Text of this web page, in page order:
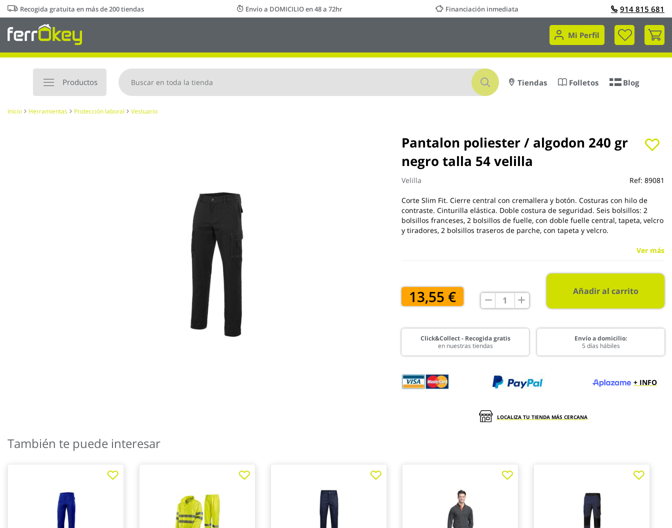
Ir
al
contenido
Recogida gratuita en más de 200 tiendas Envío a DOMICILIO en 48 a 72hr Financiación inmediata 914 815 681
Mi Perfil
Mi
Productos
Buscar
Tiendas Folletos Blog
Inicio Herramientas Protección laboral Vestuario
Pantalon poliester / algodon 240 gr
negro talla 54 velilla
Velilla Ref: 89081
Corte Slim Fit. Cierre central con cremallera y botón. Costuras con hilo de
contraste. Cinturilla elástica. Doble costura de seguridad. Seis bolsillos: 2
bolsillos franceses, 2 bolsillos de fuelle, con doble fuelle central, tapeta, velcro
y tiradores, 2 bolsillos traseros de parche, con tapeta y velcro.
Ver más
13,55 € Añadir al carrito
Click&Collect - Recogida gratis
en nuestras tiendas
Envío a domicilio:
5 días hábiles
+ INFO
LOCALIZA TU TIENDA MÁS CERCANA
la
También te puede interesar